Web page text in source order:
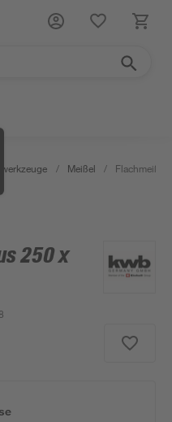
/ Meißel / Flachmeißel
250 x